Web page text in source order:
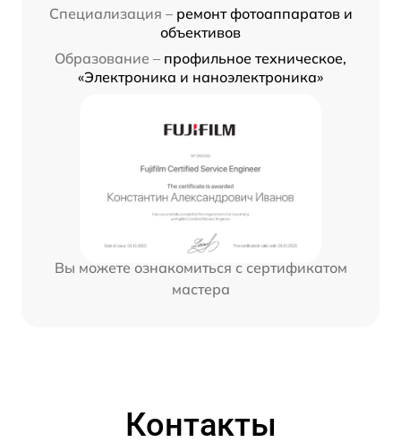
Специализация – ремонт фотоаппаратов и
объективов
Образование – профильное техническое,
«Электроника и наноэлектроника»
Вы можете ознакомиться с сертификатом
мастера
Контакты